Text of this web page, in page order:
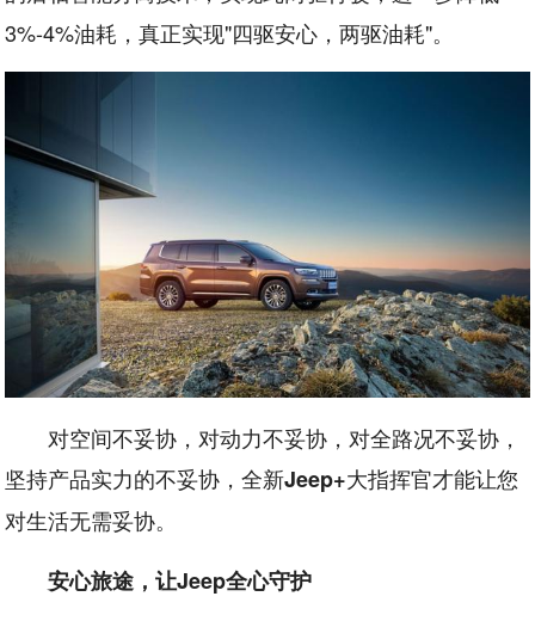
3%-4%油耗，真正实现"四驱安心，两驱油耗"。
对空间不妥协，对动力不妥协，对全路况不妥协，
坚持产品实力的不妥协，全新Jeep+大指挥官才能让您
对生活无需妥协。
安心旅途，让Jeep全心守护